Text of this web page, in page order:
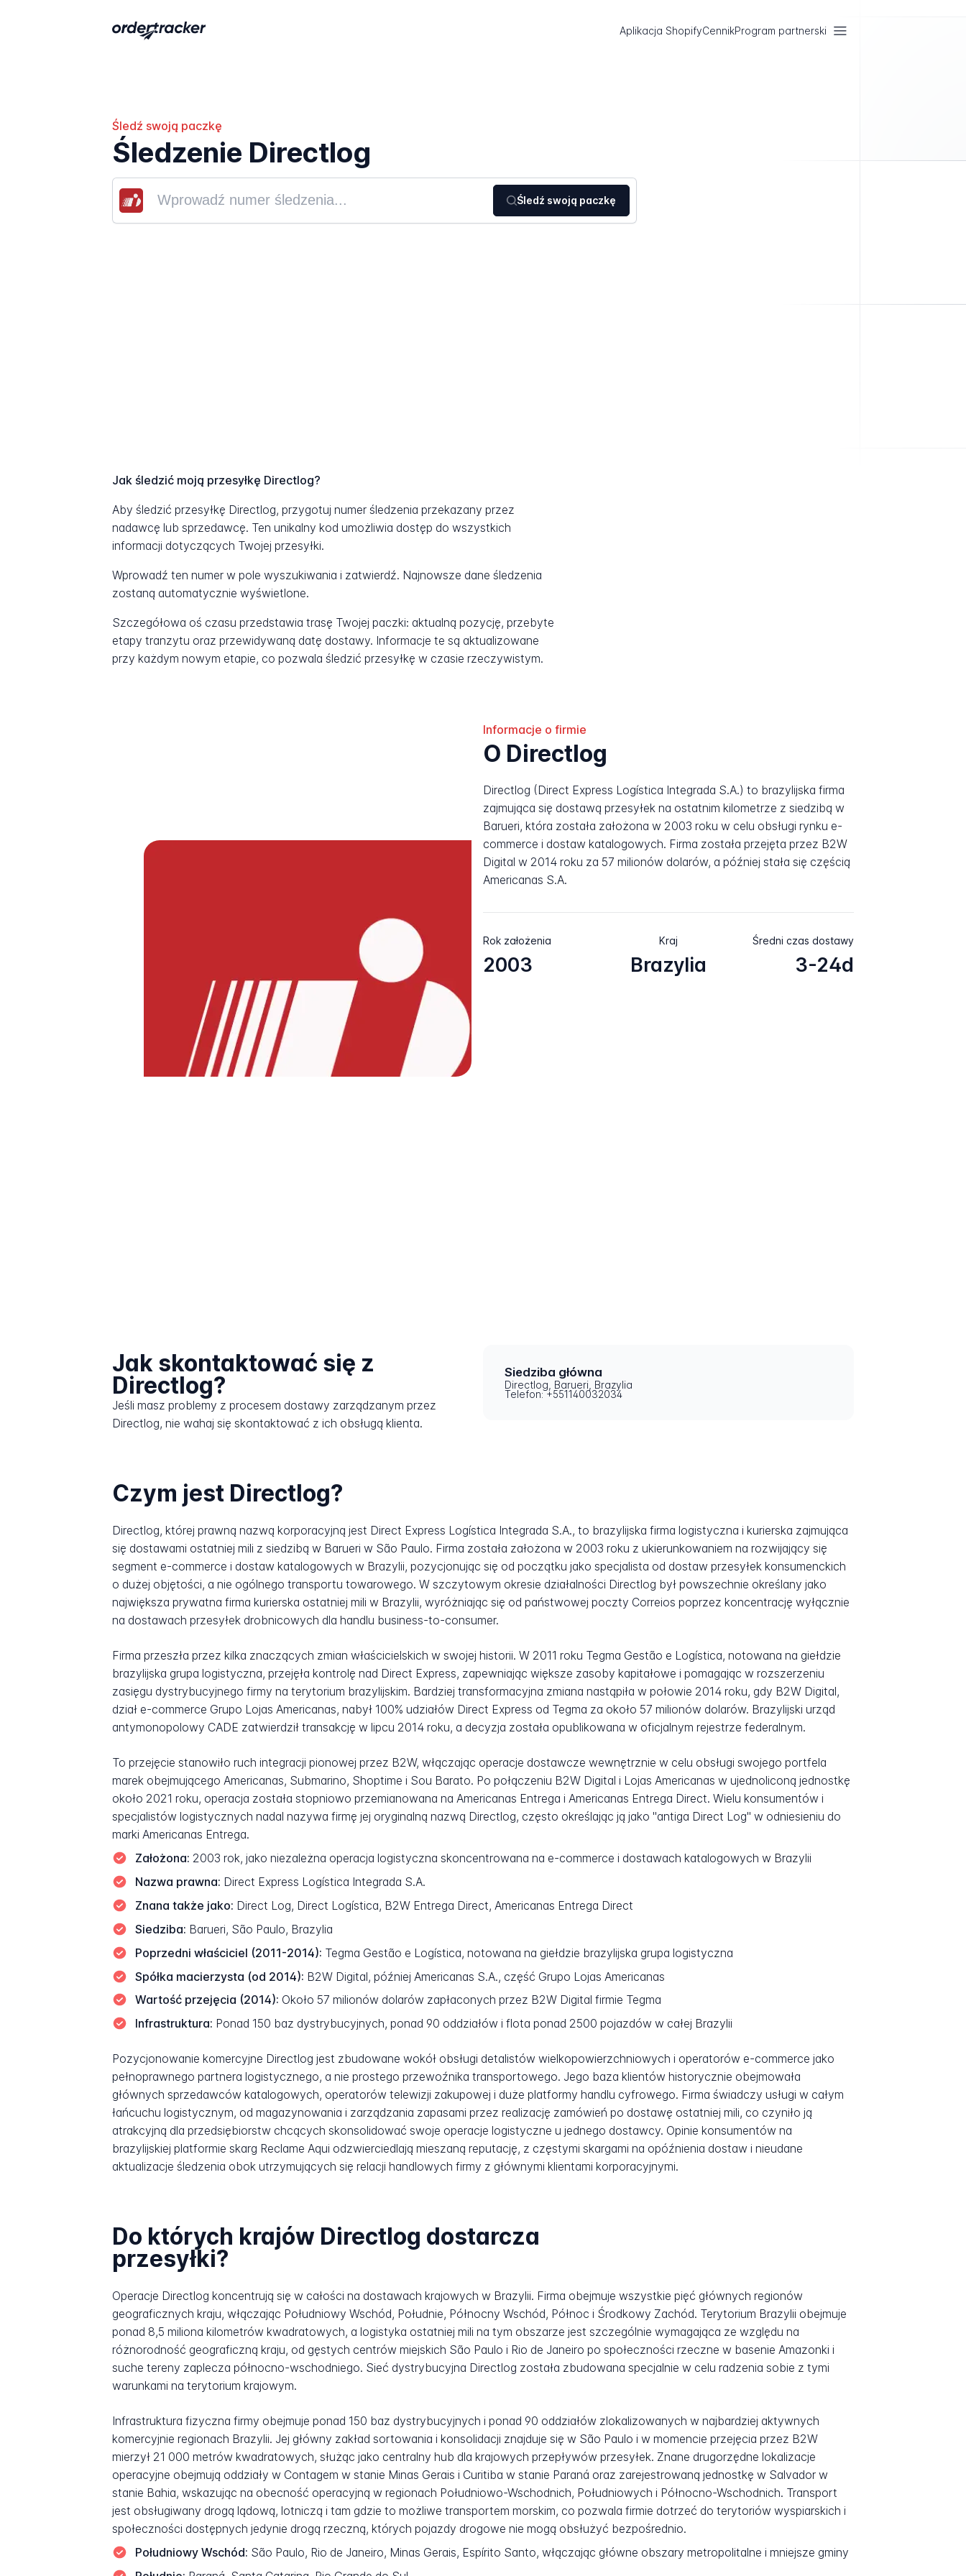
Aplikacja ShopifyCennikProgram partnerski
Śledź swoją paczkę
Śledzenie Directlog
Śledź swoją paczkę
Jak śledzić moją przesyłkę Directlog?
Aby śledzić przesyłkę Directlog, przygotuj numer śledzenia przekazany przez
nadawcę lub sprzedawcę. Ten unikalny kod umożliwia dostęp do wszystkich
informacji dotyczących Twojej przesyłki.
Wprowadź ten numer w pole wyszukiwania i zatwierdź. Najnowsze dane śledzenia
zostaną automatycznie wyświetlone.
Szczegółowa oś czasu przedstawia trasę Twojej paczki: aktualną pozycję, przebyte
etapy tranzytu oraz przewidywaną datę dostawy. Informacje te są aktualizowane
przy każdym nowym etapie, co pozwala śledzić przesyłkę w czasie rzeczywistym.
Informacje o firmie
O Directlog
Directlog (Direct Express Logística Integrada S.A.) to brazylijska firma
zajmująca się dostawą przesyłek na ostatnim kilometrze z siedzibą w
Barueri, która została założona w 2003 roku w celu obsługi rynku e-
commerce i dostaw katalogowych. Firma została przejęta przez B2W
Digital w 2014 roku za 57 milionów dolarów, a później stała się częścią
Americanas S.A.
Rok założenia
2003
Kraj
Brazylia
Średni czas dostawy
3-24d
Jak skontaktować się z
Directlog?
Jeśli masz problemy z procesem dostawy zarządzanym przez
Directlog, nie wahaj się skontaktować z ich obsługą klienta.
Siedziba główna
Directlog, Barueri, Brazylia
Telefon: +551140032034
Czym jest Directlog?
Directlog, której prawną nazwą korporacyjną jest Direct Express Logística Integrada S.A., to brazylijska firma logistyczna i kurierska zajmująca
się dostawami ostatniej mili z siedzibą w Barueri w São Paulo. Firma została założona w 2003 roku z ukierunkowaniem na rozwijający się
segment e-commerce i dostaw katalogowych w Brazylii, pozycjonując się od początku jako specjalista od dostaw przesyłek konsumenckich
o dużej objętości, a nie ogólnego transportu towarowego. W szczytowym okresie działalności Directlog był powszechnie określany jako
największa prywatna firma kurierska ostatniej mili w Brazylii, wyróżniając się od państwowej poczty Correios poprzez koncentrację wyłącznie
na dostawach przesyłek drobnicowych dla handlu business-to-consumer.
Firma przeszła przez kilka znaczących zmian właścicielskich w swojej historii. W 2011 roku Tegma Gestão e Logística, notowana na giełdzie
brazylijska grupa logistyczna, przejęła kontrolę nad Direct Express, zapewniając większe zasoby kapitałowe i pomagając w rozszerzeniu
zasięgu dystrybucyjnego firmy na terytorium brazylijskim. Bardziej transformacyjna zmiana nastąpiła w połowie 2014 roku, gdy B2W Digital,
dział e-commerce Grupo Lojas Americanas, nabył 100% udziałów Direct Express od Tegma za około 57 milionów dolarów. Brazylijski urząd
antymonopolowy CADE zatwierdził transakcję w lipcu 2014 roku, a decyzja została opublikowana w oficjalnym rejestrze federalnym.
To przejęcie stanowiło ruch integracji pionowej przez B2W, włączając operacje dostawcze wewnętrznie w celu obsługi swojego portfela
marek obejmującego Americanas, Submarino, Shoptime i Sou Barato. Po połączeniu B2W Digital i Lojas Americanas w ujednoliconą jednostkę
około 2021 roku, operacja została stopniowo przemianowana na Americanas Entrega i Americanas Entrega Direct. Wielu konsumentów i
specjalistów logistycznych nadal nazywa firmę jej oryginalną nazwą Directlog, często określając ją jako "antiga Direct Log" w odniesieniu do
marki Americanas Entrega.
Założona: 2003 rok, jako niezależna operacja logistyczna skoncentrowana na e-commerce i dostawach katalogowych w Brazylii
Nazwa prawna: Direct Express Logística Integrada S.A.
Znana także jako: Direct Log, Direct Logística, B2W Entrega Direct, Americanas Entrega Direct
Siedziba: Barueri, São Paulo, Brazylia
Poprzedni właściciel (2011-2014): Tegma Gestão e Logística, notowana na giełdzie brazylijska grupa logistyczna
Spółka macierzysta (od 2014): B2W Digital, później Americanas S.A., część Grupo Lojas Americanas
Wartość przejęcia (2014): Około 57 milionów dolarów zapłaconych przez B2W Digital firmie Tegma
Infrastruktura: Ponad 150 baz dystrybucyjnych, ponad 90 oddziałów i flota ponad 2500 pojazdów w całej Brazylii
Pozycjonowanie komercyjne Directlog jest zbudowane wokół obsługi detalistów wielkopowierzchniowych i operatorów e-commerce jako
pełnoprawnego partnera logistycznego, a nie prostego przewoźnika transportowego. Jego baza klientów historycznie obejmowała
głównych sprzedawców katalogowych, operatorów telewizji zakupowej i duże platformy handlu cyfrowego. Firma świadczy usługi w całym
łańcuchu logistycznym, od magazynowania i zarządzania zapasami przez realizację zamówień po dostawę ostatniej mili, co czyniło ją
atrakcyjną dla przedsiębiorstw chcących skonsolidować swoje operacje logistyczne u jednego dostawcy. Opinie konsumentów na
brazylijskiej platformie skarg Reclame Aqui odzwierciedlają mieszaną reputację, z częstymi skargami na opóźnienia dostaw i nieudane
aktualizacje śledzenia obok utrzymujących się relacji handlowych firmy z głównymi klientami korporacyjnymi.
Do których krajów Directlog dostarcza
przesyłki?
Operacje Directlog koncentrują się w całości na dostawach krajowych w Brazylii. Firma obejmuje wszystkie pięć głównych regionów
geograficznych kraju, włączając Południowy Wschód, Południe, Północny Wschód, Północ i Środkowy Zachód. Terytorium Brazylii obejmuje
ponad 8,5 miliona kilometrów kwadratowych, a logistyka ostatniej mili na tym obszarze jest szczególnie wymagająca ze względu na
różnorodność geograficzną kraju, od gęstych centrów miejskich São Paulo i Rio de Janeiro po społeczności rzeczne w basenie Amazonki i
suche tereny zaplecza północno-wschodniego. Sieć dystrybucyjna Directlog została zbudowana specjalnie w celu radzenia sobie z tymi
warunkami na terytorium krajowym.
Infrastruktura fizyczna firmy obejmuje ponad 150 baz dystrybucyjnych i ponad 90 oddziałów zlokalizowanych w najbardziej aktywnych
komercyjnie regionach Brazylii. Jej główny zakład sortowania i konsolidacji znajduje się w São Paulo i w momencie przejęcia przez B2W
mierzył 21 000 metrów kwadratowych, służąc jako centralny hub dla krajowych przepływów przesyłek. Znane drugorzędne lokalizacje
operacyjne obejmują oddziały w Contagem w stanie Minas Gerais i Curitiba w stanie Paraná oraz zarejestrowaną jednostkę w Salvador w
stanie Bahia, wskazując na obecność operacyjną w regionach Południowo-Wschodnich, Południowych i Północno-Wschodnich. Transport
jest obsługiwany drogą lądową, lotniczą i tam gdzie to możliwe transportem morskim, co pozwala firmie dotrzeć do terytoriów wyspiarskich i
społeczności dostępnych jedynie drogą rzeczną, których pojazdy drogowe nie mogą obsłużyć bezpośrednio.
Południowy Wschód: São Paulo, Rio de Janeiro, Minas Gerais, Espírito Santo, włączając główne obszary metropolitalne i mniejsze gminy